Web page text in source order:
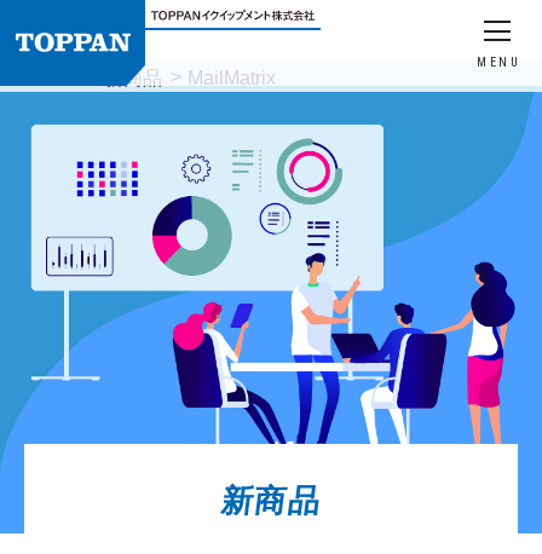
MENU
新商品 MailMatrix
新商品